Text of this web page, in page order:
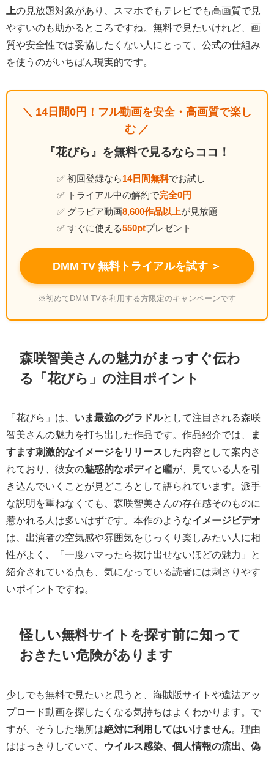
上の見放題対象があり、スマホでもテレビでも高画質で見
やすいのも助かるところですね。無料で見たいけれど、画
質や安全性では妥協したくない人にとって、公式の仕組み
を使うのがいちばん現実的です。
＼ 14日間0円！フル動画を安全・高画質で楽し
む ／
『花びら』を無料で見るならココ！
✅ 初回登録なら 14日間無料でお試し
✅ トライアル中の解約で完全0円
✅ グラビア動画8,600作品以上が見放題
✅ すぐに使える550ptプレゼント
DMM TV 無料トライアルを試す ＞
※初めてDMM TVを利用する方限定のキャンペーンです
森咲智美さんの魅力がまっすぐ伝わ
る「花びら」の注目ポイント
「花びら」は、 いま最強のグラドルとして注目される森咲
智美さんの魅力を打ち出した作品です。作品紹介では、
ま
すます刺激的なイメージをリリース した内容として案内さ
れており、彼女の魅惑的なボディと瞳が、見ている人を引
き込んでいくことが見どころとして語られています。派手
な説明を重ねなくても、森咲智美さんの存在感そのものに
惹かれる人は多いはずです。本作のようなイメージビデオ
は、出演者の空気感や雰囲気をじっくり楽しみたい人に相
性がよく、「一度ハマったら抜け出せないほどの魅力」と
紹介されている点も、気になっている読者には刺さりやす
いポイントですね。
怪しい無料サイトを探す前に知って
おきたい危険があります
少しでも無料で見たいと思うと、海賊版サイトや違法アッ
プロード動画を探したくなる気持ちはよくわかります。で
すが、そうした場所は絶対に利用してはいけません 。理由
ははっきりしていて、
ウイルス感染、個人情報の流出、偽